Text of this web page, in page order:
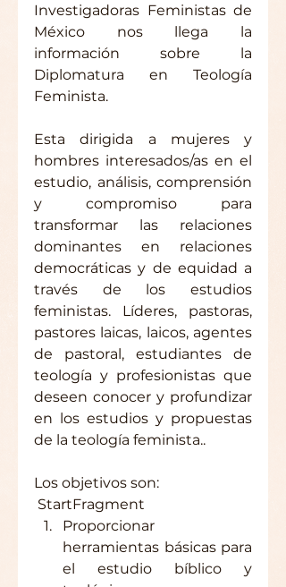
Investigadoras Feministas de
México nos llega la
información sobre la
Diplomatura en Teología
Feminista.
Esta dirigida a mujeres y
hombres interesados/as en el
estudio, análisis, comprensión
y compromiso para
transformar las relaciones
dominantes en relaciones
democráticas y de equidad a
través de los estudios
feministas. Líderes, pastoras,
pastores laicas, laicos, agentes
de pastoral, estudiantes de
teología y profesionistas que
deseen conocer y profundizar
en los estudios y propuestas
de la teología feminista..
Los objetivos son:
StartFragment
Proporcionar
herramientas básicas para
el estudio bíblico y